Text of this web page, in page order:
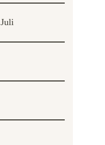
Juli